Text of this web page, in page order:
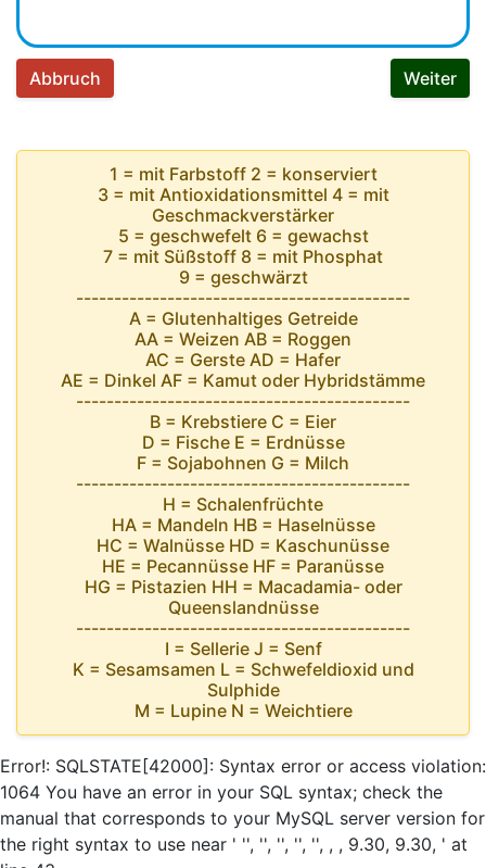
Abbruch Weiter
1 = mit Farbstoff 2 = konserviert
3 = mit Antioxidationsmittel 4 = mit
Geschmackverstärker
5 = geschwefelt 6 = gewachst
7 = mit Süßstoff 8 = mit Phosphat
9 = geschwärzt
--------------------------------------------
A = Glutenhaltiges Getreide
AA = Weizen AB = Roggen
AC = Gerste AD = Hafer
AE = Dinkel AF = Kamut oder Hybridstämme
--------------------------------------------
B = Krebstiere C = Eier
D = Fische E = Erdnüsse
F = Sojabohnen G = Milch
--------------------------------------------
H = Schalenfrüchte
HA = Mandeln HB = Haselnüsse
HC = Walnüsse HD = Kaschunüsse
HE = Pecannüsse HF = Paranüsse
HG = Pistazien HH = Macadamia- oder
Queenslandnüsse
--------------------------------------------
I = Sellerie J = Senf
K = Sesamsamen L = Schwefeldioxid und
Sulphide
M = Lupine N = Weichtiere
Error!: SQLSTATE[42000]: Syntax error or access violation:
1064 You have an error in your SQL syntax; check the
manual that corresponds to your MySQL server version for
the right syntax to use near ' '', '', '', '', '', , , 9.30, 9.30, ' at